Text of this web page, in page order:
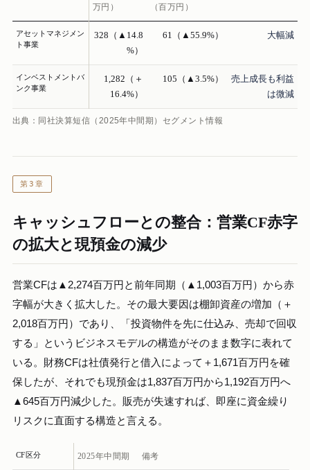
万円）
（百万円）
アセットマネジメン
ト事業
328（▲14.8
%）
61（▲55.9%） 大幅減
インベストメントバ
ンク事業
1,282（＋
16.4%）
105（▲3.5%）
売上成長も利益
は微減
出典：同社決算短信（2025年中間期）セグメント情報
第3章
キャッシュフローとの整合：営業CF赤字
の拡大と現預金の減少
営業CFは▲2,274百万円と前年同期（▲1,003百万円）から赤
字幅が大きく拡大した。その最大要因は棚卸資産の増加（＋
2,018百万円）であり、「投資物件を先に仕込み、売却で回収
する」というビジネスモデルの構造がそのまま数字に表れて
いる。財務CFは社債発行と借入によって＋1,671百万円を確
保したが、それでも現預金は1,837百万円から1,192百万円へ
▲645百万円減少した。販売が失速すれば、即座に資金繰り
リスクに直面する構造と言える。
CF区分 2025年中間期 備考